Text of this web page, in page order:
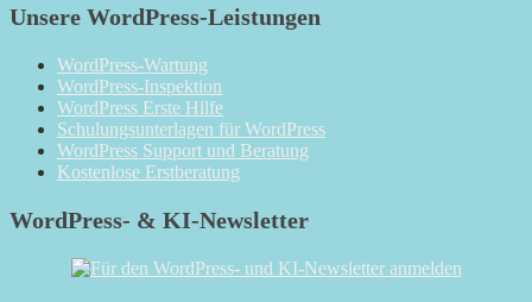
Unsere WordPress-Leistungen
WordPress-Wartung
WordPress-Inspektion
WordPress Erste Hilfe
Schulungsunterlagen für WordPress
WordPress Support und Beratung
Kostenlose Erstberatung
WordPress- & KI-Newsletter